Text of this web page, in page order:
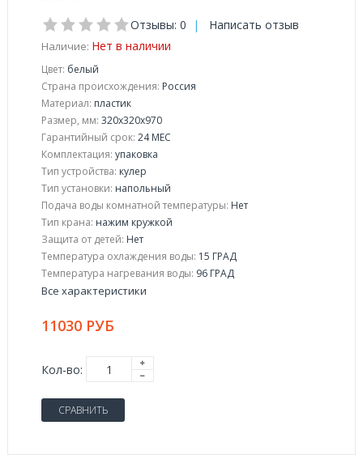
Отзывы: 0 | Написать отзыв
Наличие: Нет в наличии
Цвет: белый
Страна происхождения: Россия
Материал: пластик
Размер, мм: 320х320х970
Гарантийный срок: 24 МЕС
Комплектация: упаковка
Тип устройства: кулер
Тип установки: напольный
Подача воды комнатной температуры: Нет
Тип крана: нажим кружкой
Защита от детей: Нет
Температура охлаждения воды: 15 ГРАД
Температура нагревания воды: 96 ГРАД
Все характеристики
11030 РУБ
Кол-во:
СРАВНИТЬ